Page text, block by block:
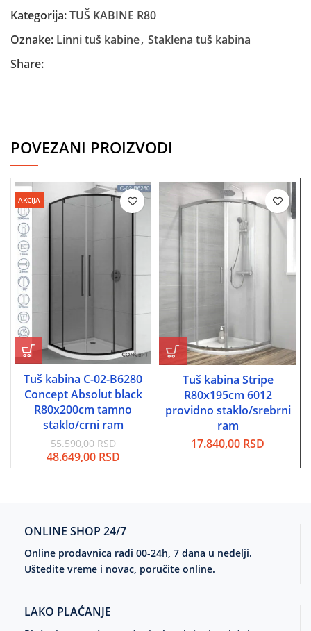
Kategorija:TUŠ KABINE R80
Oznake: Linni tuš kabine, Staklena tuš kabina
Share:
POVEZANI PROIZVODI
AKCIJA
Tuš kabina C-02-B6280
Concept Absolut black
R80x200cm tamno
staklo/crni ram
55.590,00RSD
Originalna
48.649,00 RSDTrenutna
Tuš kabina Stripe
R80x195cm 6012
providno staklo/srebrni
ram
17.840,00 RSD
ONLINE SHOP 24/7
Online prodavnica radi 00-24h, 7 dana u nedelji.
Uštedite vreme i novac, poručite online.
LAKO PLAĆANJE